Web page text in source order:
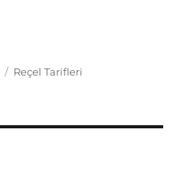
Kategoriler
Reçel Tarifleri